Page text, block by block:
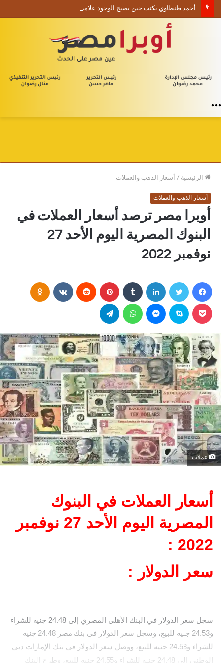
أحمد طنطاوي يكتب حين يصبح الوجود علامة استفهام
الرئيسية/أسعار الذهب والعملات
أسعار الذهب والعملات
أوبرا مصر ترصد أسعار العملات في
البنوك المصرية اليوم الأحد 27
نوفمبر 2022
عملات
أسعار العملات في البنوك
المصرية اليوم الأحد 27 نوفمبر
2022 :
سعر الدولار :
سجل سعر الدولار في البنك الأهلى المصري إلى 24.48 جنيه للشراء
و24.53 جنيه للبيع، وسجل سعر الدولار فى بنك مصر 24.48 جنيه
للشراء و24.53 جنيه للبيع، ووصل سعر الدولار في بنك الإمارات دبي
الوطني إلى 24.48 جنيه للشراء و24.55 جنيه للبيع، وطرح البنك